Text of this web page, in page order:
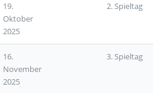
19.
Oktober
2025
2. Spieltag
16.
November
2025
3. Spieltag